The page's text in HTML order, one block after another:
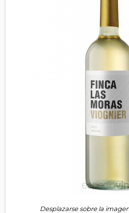
Desplazarse sobre la